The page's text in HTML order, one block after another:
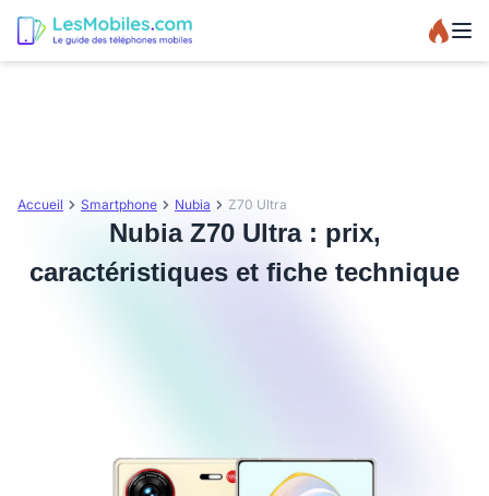
Accueil Smartphone Nubia Z70 Ultra
Nubia Z70 Ultra : prix,
caractéristiques et fiche technique